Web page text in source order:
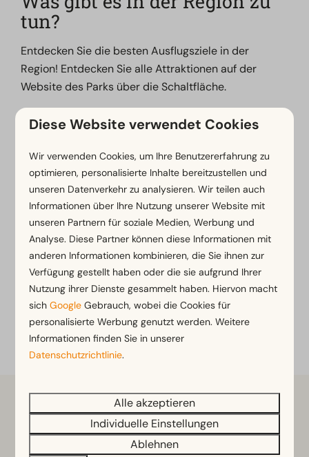
tun?
Entdecken Sie die besten Ausflugsziele in der
Region! Entdecken Sie alle Attraktionen auf der
Website des Parks über die Schaltfläche.
Tickets für Ausflüge Rad- und
Mehr dazu auf der Website von EuroParcs
Noordwijkse Duinen
Diese Website verwendet Cookies
Wir verwenden Cookies, um Ihre Benutzererfahrung zu
optimieren, personalisierte Inhalte bereitzustellen und
unseren Datenverkehr zu analysieren. Wir teilen auch
Informationen über Ihre Nutzung unserer Website mit
unseren Partnern für soziale Medien, Werbung und
Analyse. Diese Partner können diese Informationen mit
anderen Informationen kombinieren, die Sie ihnen zur
Verfügung gestellt haben oder die sie aufgrund Ihrer
Nutzung ihrer Dienste gesammelt haben. Hiervon macht
sichGoogle Gebrauch, wobei die Cookies für
personalisierte Werbung genutzt werden. Weitere
Informationen finden Sie in unserer
Datenschutzrichtlinie.
Alle akzeptieren
Individuelle Einstellungen
Ablehnen